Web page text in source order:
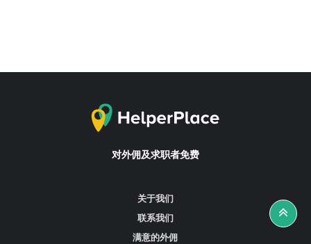
对外佣及求职者免费
关于我们
联系我们
满意的外佣